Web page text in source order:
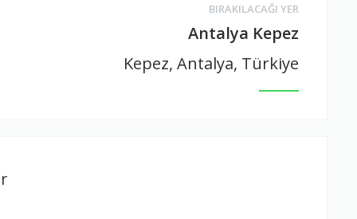
BIRAKILACAĞI YER
Antalya Kepez
Kepez, Antalya, Türkiye